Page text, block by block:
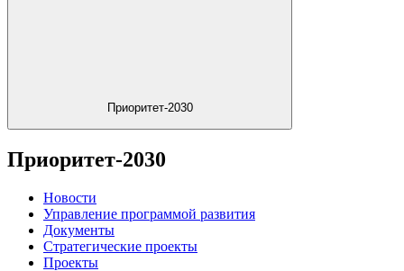
Приоритет-2030
Приоритет-2030
Новости
Управление программой развития
Документы
Стратегические проекты
Проекты